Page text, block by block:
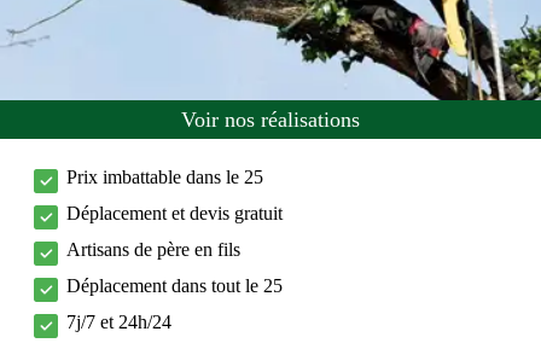
Voir nos réalisations
Prix imbattable dans le 25
Déplacement et devis gratuit
Artisans de père en fils
Déplacement dans tout le 25
7j/7 et 24h/24